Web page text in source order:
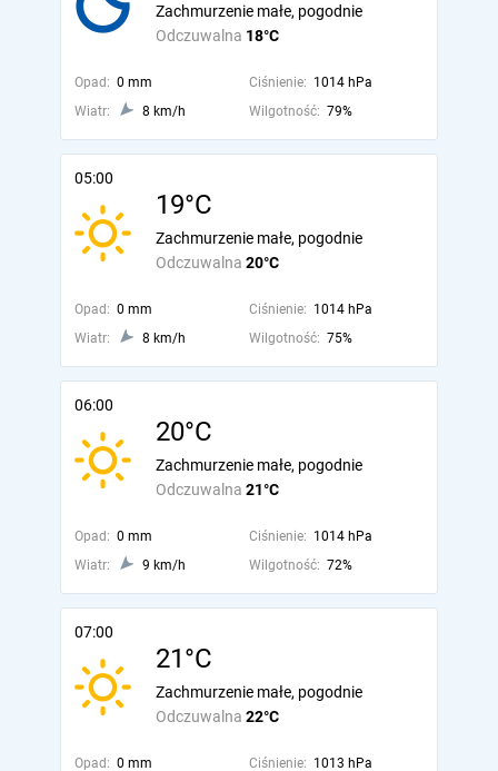
Odczuwalna 18°C
Zachmurzenie małe, pogodnie
Opad: 0 mm Ciśnienie: 1014 hPa
Wiatr:
8 km/h Wilgotność: 79%
05:00
19°C
Odczuwalna 20°C
Zachmurzenie małe, pogodnie
Opad: 0 mm Ciśnienie: 1014 hPa
Wiatr:
8 km/h Wilgotność: 75%
06:00
20°C
Odczuwalna 21°C
Zachmurzenie małe, pogodnie
Opad: 0 mm Ciśnienie: 1014 hPa
Wiatr:
9 km/h Wilgotność: 72%
07:00
21°C
Odczuwalna 22°C
Zachmurzenie małe, pogodnie
Opad: 0 mm Ciśnienie: 1013 hPa